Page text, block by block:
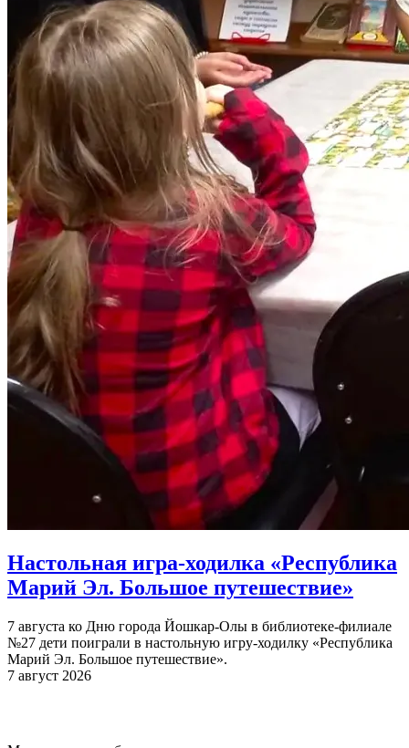
Настольная игра-ходилка «Республика
Марий Эл. Большое путешествие»
7 августа ко Дню города Йошкар-Олы в библиотеке-филиале
№27 дети поиграли в настольную игру-ходилку «Республика
Марий Эл. Большое путешествие».
7 август 2026